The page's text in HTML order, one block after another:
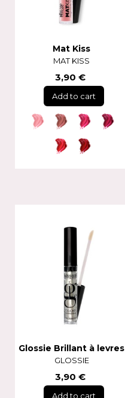
Mat Kiss
MAT KISS
3,90 €
Add to cart
Glossie Brillant à levres
GLOSSIE
3,90 €
Add to cart